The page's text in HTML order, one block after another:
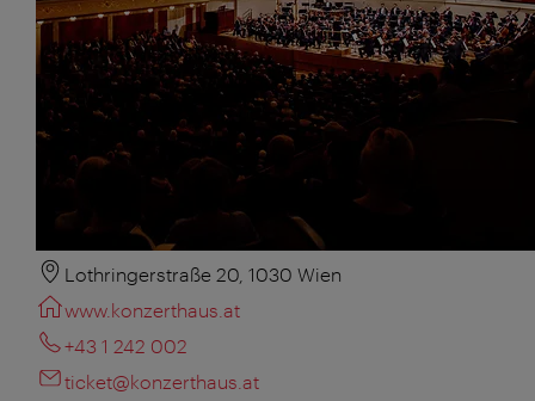
Lothringerstraße 20, 1030 Wien
www.konzerthaus.at
+43 1 242 002
ticket@konzerthaus.at